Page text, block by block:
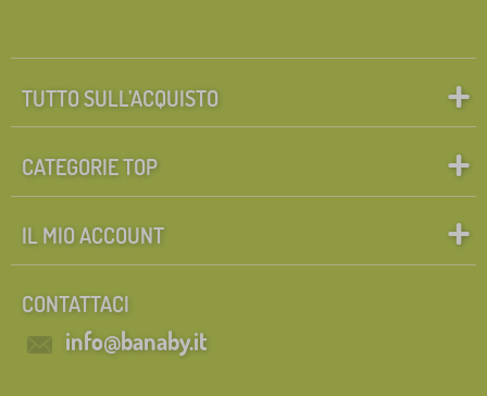
TUTTO SULL’ACQUISTO
CATEGORIE TOP
IL MIO ACCOUNT
CONTATTACI
info@banaby.it